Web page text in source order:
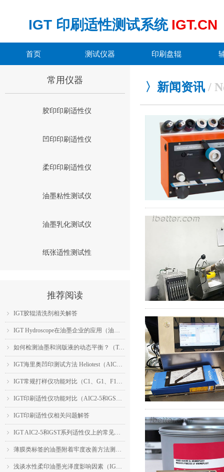
IGT 印刷适性测试系统 IGT.CN
首页 测试仪器 印刷盘辊
〉新闻资讯 /
常用仪器
胶印印刷适性仪
凹印印刷适性仪
柔印印刷适性仪
油墨粘性测试仪
油墨乳化测试仪
纸张适性测试性
推荐阅读
ꁇ IGT胶辊清洗剂相关解答
ꁇ IGT Hydroscope在油墨企业的应用（油墨乳化性能检测）
ꁇ 如何检测油墨和润版液的动态平衡？（TackOscope的应用）
ꁇ IGT海里奥凹印测试方法 Heliotest（AIC2-5的应用）
ꁇ IGT常规打样仪功能对比（C1、G1、F1、OP）
ꁇ IGT印刷适性仪功能对比（AIC2-5和GST系列）
ꁇ IGT印刷适性仪相关问题解答
ꁇ IGT AIC2-5和GST系列适性仪上的常见测试简介
ꁇ 薄膜类标签的油墨附着牢度改善方法测试（IGT F1的应用）
ꁇ 浅谈水性柔印油墨光泽度影响因素（IGT F1的应用）